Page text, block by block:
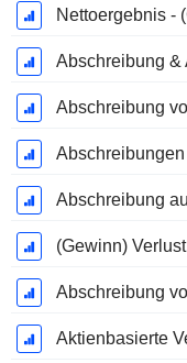
Ende d.
Geschäftsjahres:
März
Nettoergebnis -
Abschreibung &
Aktienbasierte